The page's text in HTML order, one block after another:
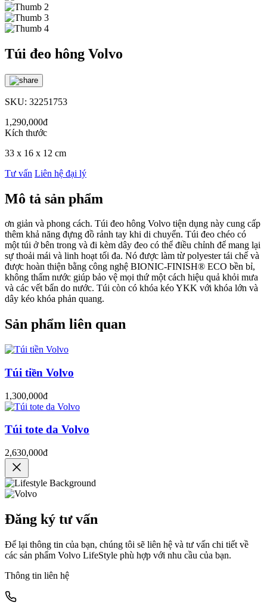
Túi đeo hông Volvo
SKU: 32251753
1,290,000đ
Kích thước
33 x 16 x 12 cm
Tư vấn Liên hệ đại lý
Mô tả sản phẩm
ơn giản và phong cách. Túi đeo hông Volvo tiện dụng này cung cấp
thêm khả năng đựng đồ rảnh tay khi di chuyển. Túi đeo chéo có
một túi ở bên trong và đi kèm dây đeo có thể điều chỉnh để mang lại
sự thoải mái và linh hoạt tối đa. Nó được làm từ polyester tái chế và
được hoàn thiện bằng công nghệ BIONIC-FINISH® ECO bền bỉ,
không thấm nước giúp bảo vệ mọi thứ một cách hiệu quả khỏi mưa
và các vết bẩn do nước. Túi còn có khóa kéo YKK với khóa lớn và
dây kéo khóa phản quang.
Sản phẩm liên quan
Túi tiền Volvo
1,300,000đ
Túi tote da Volvo
2,630,000đ
Đăng ký tư vấn
Để lại thông tin của bạn, chúng tôi sẽ liên hệ và tư vấn chi tiết về
các sản phẩm Volvo LifeStyle phù hợp với nhu cầu của bạn.
Thông tin liên hệ